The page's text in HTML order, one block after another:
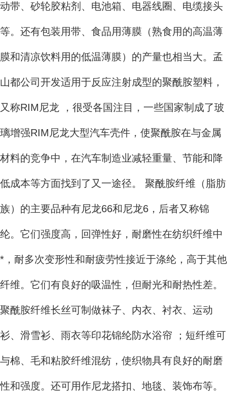
动带、砂轮胶粘剂、电池箱、电器线圈、电缆接头
等。还有包装用带、食品用薄膜（熟食用的高温薄
膜和清凉饮料用的低温薄膜）的产量也相当大。孟
山都公司开发适用于反应注射成型的聚酰胺塑料，
又称RIM尼龙 ，很受各国注目，一些国家制成了玻
璃增强RIM尼龙大型汽车壳件，使聚酰胺在与金属
材料的竞争中，在汽车制造业减轻重量、节能和降
低成本等方面找到了又一途径。 聚酰胺纤维（脂肪
族）的主要品种有尼龙66和尼龙6，后者又称锦
纶。它们强度高，回弹性好，耐磨性在纺织纤维中
*，耐多次变形性和耐疲劳性接近于涤纶，高于其他
纤维。它们有良好的吸温性，但耐光和耐热性差。
聚酰胺纤维长丝可制做袜子、内衣、衬衣、运动
衫、滑雪衫、雨衣等印花锦纶防水浴帘 ；短纤维可
与棉、毛和粘胶纤维混纺，使织物具有良好的耐磨
性和强度。还可用作尼龙搭扣、地毯、装饰布等。